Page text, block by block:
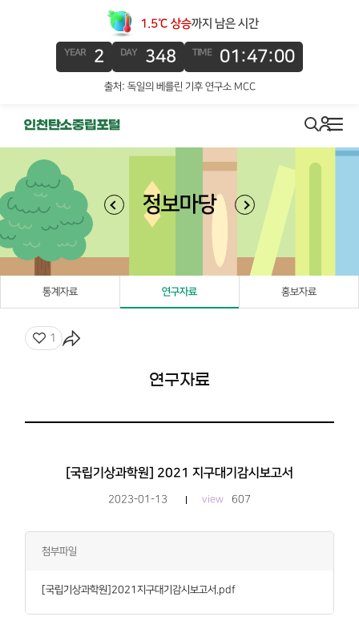
1.5℃ 상승까지 남은 시간
YEAR 2 DAY 348 TIME 01:46:59
출처: 독일의 베를린 기후 연구소 MCC
search
로그인
메뉴
정보마당
통계자료 연구자료 홍보자료
좋아요
1
연구자료
[국립기상과학원] 2021 지구대기감시보고서
2023-01-13 view 607
첨부파일
[국립기상과학원]2021지구대기감시보고서.pdf